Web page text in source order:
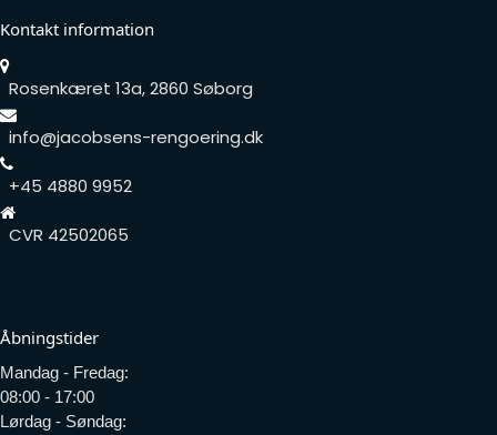
Kontakt information
Rosenkæret 13a, 2860 Søborg
info@jacobsens-rengoering.dk
+45 4880 9952
CVR 42502065
Åbningstider
Mandag - Fredag:
08:00 - 17:00
Lørdag - Søndag: